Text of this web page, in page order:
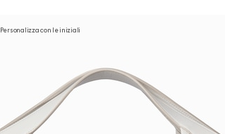
Personalizza con le iniziali